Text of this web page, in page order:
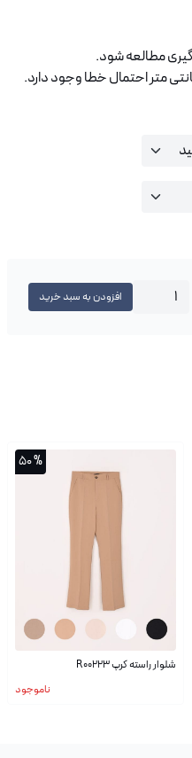
گیری مطالعه شود.
افزودن به سبد خرید
% 50
شلوار راسته کرپ R00223
ناموجود